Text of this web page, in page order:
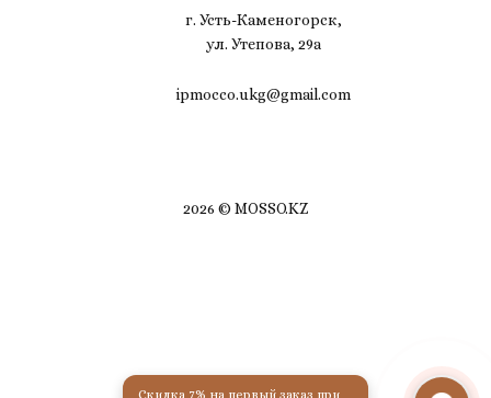
Скидка 7% на первый заказ при
г. Усть-Каменогорск,
ул. Утепова, 29а
ipmocco.ukg@gmail.com
2026 © MOSSO.KZ